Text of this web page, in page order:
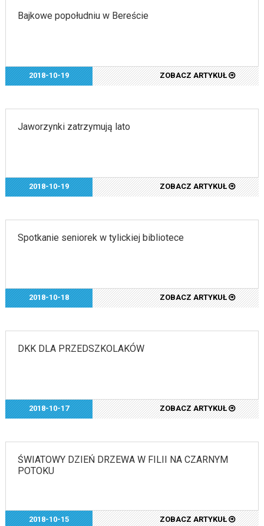
Bajkowe popołudniu w Bereście
2018-10-19 ZOBACZ ARTYKUŁ
Jaworzynki zatrzymują lato
2018-10-19 ZOBACZ ARTYKUŁ
Spotkanie seniorek w tylickiej bibliotece
2018-10-18 ZOBACZ ARTYKUŁ
DKK DLA PRZEDSZKOLAKÓW
2018-10-17 ZOBACZ ARTYKUŁ
ŚWIATOWY DZIEŃ DRZEWA W FILII NA CZARNYM
POTOKU
2018-10-15 ZOBACZ ARTYKUŁ